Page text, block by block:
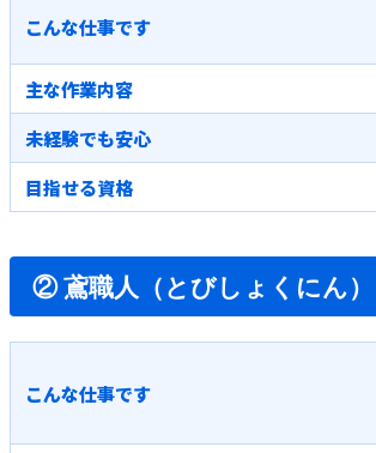
こんな仕事です
主な作業内容
未経験でも安心
目指せる資格
② 鳶職人（とびしょくにん）
こんな仕事です